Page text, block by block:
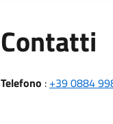
Contatti
Telefono : +39 0884